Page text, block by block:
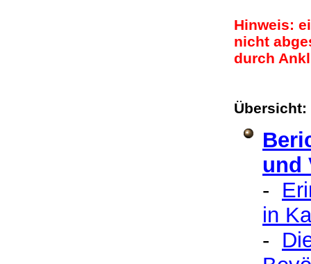
Hinweis:
nicht
durch
und
- E
in
- D